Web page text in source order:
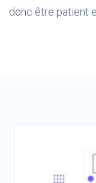
donc être patient